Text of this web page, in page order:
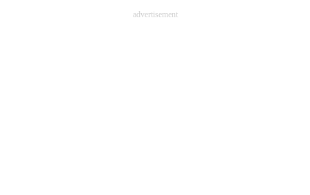
ITエンジニア向け専門サイト
advertisement